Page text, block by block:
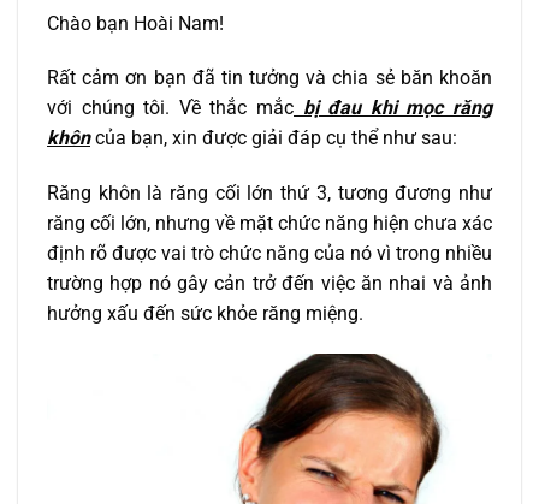
Chào bạn Hoài Nam!
Rất cảm ơn bạn đã tin tưởng và chia sẻ băn khoăn
với chúng tôi. Về thắc mắc bị đau khi mọc răng
khôncủa bạn, xin được giải đáp cụ thể như sau:
Răng khôn là răng cối lớn thứ 3, tương đương như
răng cối lớn, nhưng về mặt chức năng hiện chưa xác
định rõ được vai trò chức năng của nó vì trong nhiều
trường hợp nó gây cản trở đến việc ăn nhai và ảnh
hưởng xấu đến sức khỏe răng miệng.